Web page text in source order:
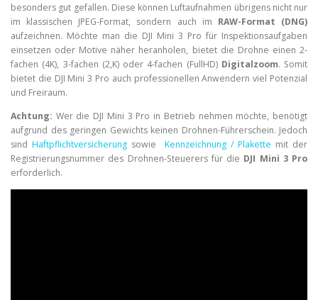
besonders gut gefallen. Diese können Luftaufnahmen übrigens nicht nur
im klassischen JPEG-Format, sondern auch im RAW-Format (DNG)
aufzeichnen. Möchte man die DJI Mini 3 Pro für Inspektionsaufgaben
einsetzen oder Motive näher heranholen, bietet die Drohne einen 2-
fachen (4K), 3-fachen (2,K) oder 4-fachen (FullHD) Digitalzoom. Somit
bietet die DJI Mini 3 Pro auch professionellen Anwendern viel Potenzial
und Freiraum.
Achtung: Wer die DJI Mini 3 Pro in Betrieb nehmen möchte, benötigt
aufgrund des geringen Gewichts keinen Drohnen-Führerschein. Jedoch
sind Haftpflichtversicherung sowie Kennzeichnung / Plakette mit der
Registrierungsnummer des Drohnen-Steuerers für die DJI Mini 3 Pro
erforderlich.